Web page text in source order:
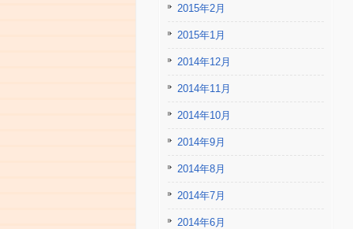
2015年2月
2015年1月
2014年12月
2014年11月
2014年10月
2014年9月
2014年8月
2014年7月
2014年6月